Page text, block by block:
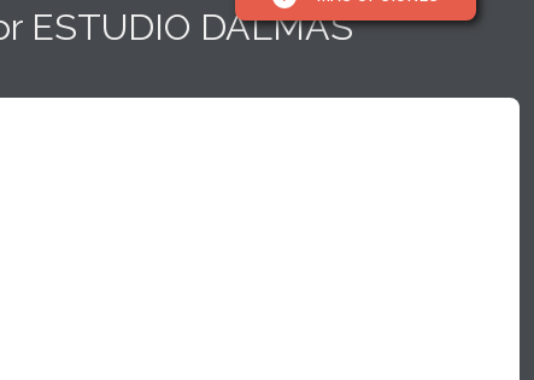
ESTUDIO DALMÁS